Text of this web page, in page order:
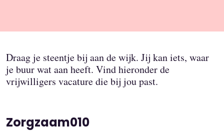
Draag je steentje bij aan de wijk. Jij kan iets, waar
je buur wat aan heeft. Vind hieronder de
vrijwilligers vacature die bij jou past.
Zorgzaam010